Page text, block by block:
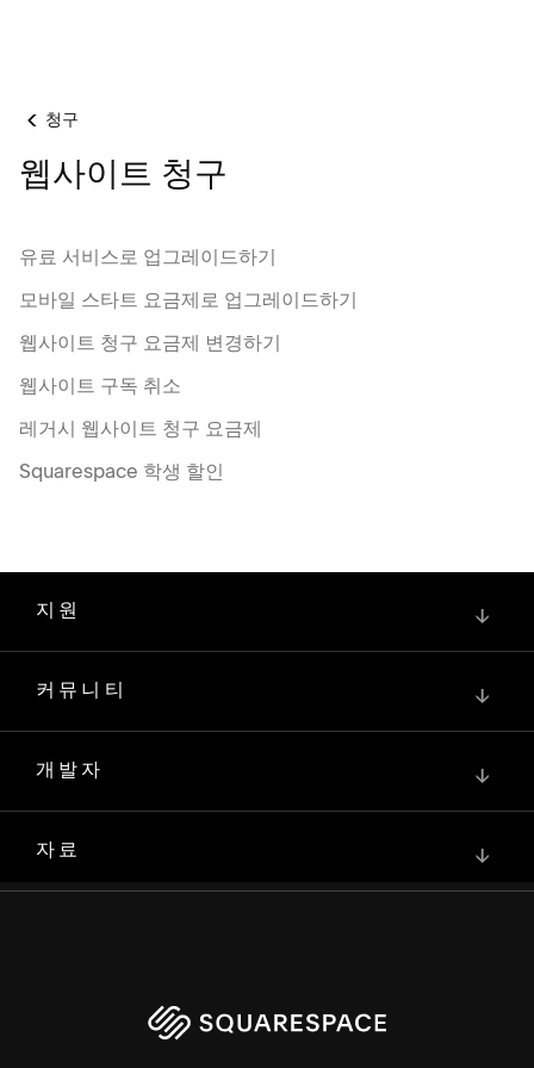
청구
웹사이트 청구
유료 서비스로 업그레이드하기
모바일 스타트 요금제로 업그레이드하기
웹사이트 청구 요금제 변경하기
웹사이트 구독 취소
레거시 웹사이트 청구 요금제
Squarespace 학생 할인
지원 ↓
커뮤니티 ↓
개발자 ↓
자료 ↓